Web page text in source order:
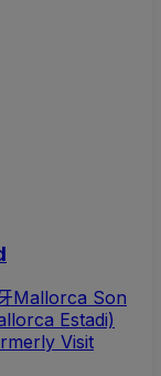
Mallorca Son
Estadi)
Visit